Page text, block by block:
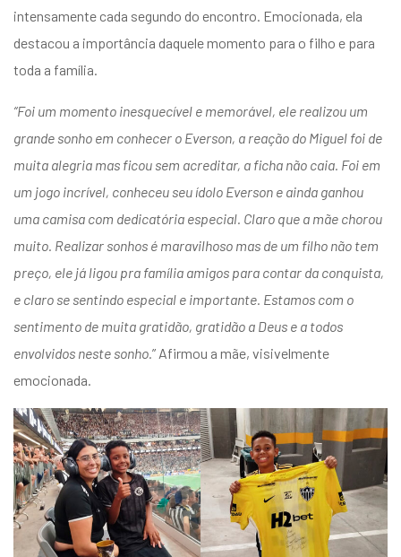
intensamente cada segundo do encontro. Emocionada, ela
destacou a importância daquele momento para o filho e para
toda a família.
“Foi um momento inesquecível e memorável, ele realizou um
grande sonho em conhecer o Everson, a reação do Miguel foi de
muita alegria mas ficou sem acreditar, a ficha não caia. Foi em
um jogo incrível, conheceu seu ídolo Everson e ainda ganhou
uma camisa com dedicatória especial. Claro que a mãe chorou
muito. Realizar sonhos é maravilhoso mas de um filho não tem
preço, ele já ligou pra família amigos para contar da conquista,
e claro se sentindo especial e importante. Estamos com o
sentimento de muita gratidão, gratidão a Deus e a todos
envolvidos neste sonho.” Afirmou a mãe, visivelmente
emocionada.